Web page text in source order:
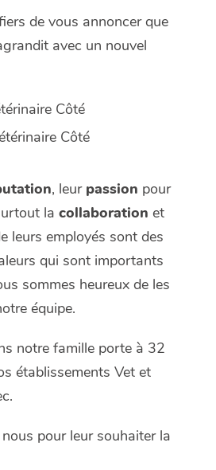
de vous annoncer que
avec un nouvel
Côté
Côté
, leur passion pour
la collaboration et
leurs employés sont des
qui sont importants
sommes heureux de les
équipe.
notre famille porte à 32
établissements Vet et
pour leur souhaiter la